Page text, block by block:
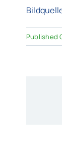
Published